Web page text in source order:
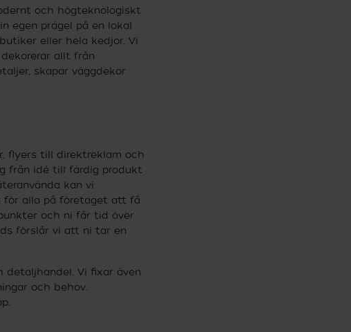
och högteknologiskt
egen prägel på en lokal
eller hela kedjor. Vi
allt från
skapar väggdekor
flyers till direktreklam och
från idé till färdig produkt
kan vi
för alla på företaget att få
och ni får tid över
förslår vi att ni tar en
Vi fixar även
och behov.